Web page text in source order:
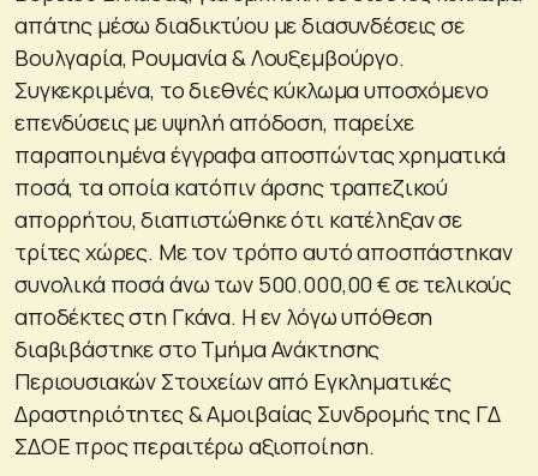
απάτης μέσω διαδικτύου με διασυνδέσεις σε
Βουλγαρία, Ρουμανία & Λουξεμβούργο.
Συγκεκριμένα, το διεθνές κύκλωμα υποσχόμενο
επενδύσεις με υψηλή απόδοση, παρείχε
παραποιημένα έγγραφα αποσπώντας χρηματικά
ποσά, τα οποία κατόπιν άρσης τραπεζικού
απορρήτου, διαπιστώθηκε ότι κατέληξαν σε
τρίτες χώρες. Με τον τρόπο αυτό αποσπάστηκαν
συνολικά ποσά άνω των 500.000,00 € σε τελικούς
αποδέκτες στη Γκάνα. Η εν λόγω υπόθεση
διαβιβάστηκε στο Τμήμα Ανάκτησης
Περιουσιακών Στοιχείων από Εγκληματικές
Δραστηριότητες & Αμοιβαίας Συνδρομής της ΓΔ
ΣΔΟΕ προς περαιτέρω αξιοποίηση.